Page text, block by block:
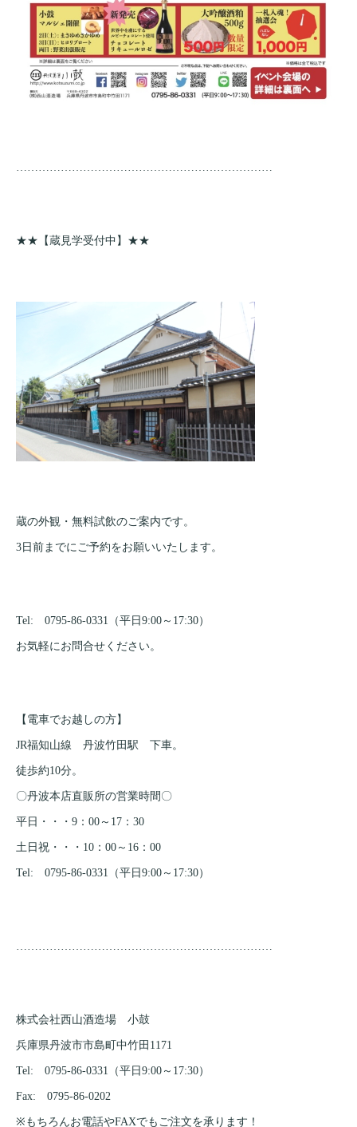
……………………………………………………………
★★【蔵見学受付中】★★
蔵の外観・無料試飲のご案内です。
3日前までにご予約をお願いいたします。
Tel: 0795-86-0331（平日9:00～17:30）
お気軽にお問合せください。
【電車でお越しの方】
JR福知山線 丹波竹田駅 下車。
徒歩約10分。
〇丹波本店直販所の営業時間〇
平日・・・9：00～17：30
土日祝・・・10：00～16：00
Tel: 0795-86-0331（平日9:00～17:30）
……………………………………………………………
株式会社西山酒造場 小鼓
兵庫県丹波市市島町中竹田1171
Tel: 0795-86-0331（平日9:00～17:30）
Fax: 0795-86-0202
※もちろんお電話やFAXでもご注文を承ります！